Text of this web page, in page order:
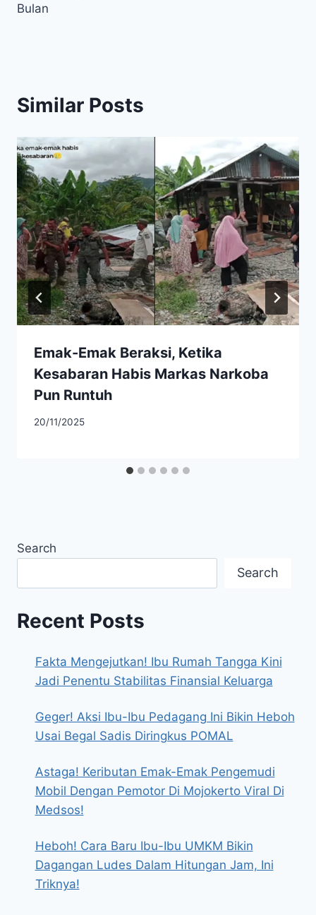
Bulan
Similar Posts
Emak-Emak Beraksi, Ketika
Kesabaran Habis Markas Narkoba
Pun Runtuh
20/11/2025
Search
Search
Recent Posts
Fakta Mengejutkan! Ibu Rumah Tangga Kini
Jadi Penentu Stabilitas Finansial Keluarga
Geger! Aksi Ibu-Ibu Pedagang Ini Bikin Heboh
Usai Begal Sadis Diringkus POMAL
Astaga! Keributan Emak-Emak Pengemudi
Mobil Dengan Pemotor Di Mojokerto Viral Di
Medsos!
Heboh! Cara Baru Ibu-Ibu UMKM Bikin
Dagangan Ludes Dalam Hitungan Jam, Ini
Triknya!